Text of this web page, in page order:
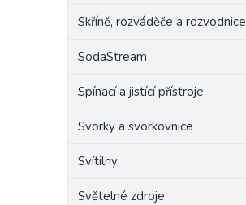
Skříně, rozváděče a rozvodnice
SodaStream
Spínací a jistící přístroje
Svorky a svorkovnice
Svítilny
Světelné zdroje